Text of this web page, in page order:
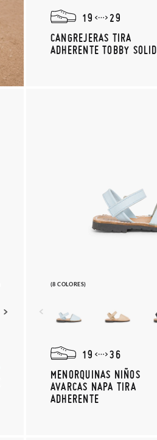
19
29
CANGREJERAS TIRA
ADHERENTE TOBBY SOLID
(8 COLORES)
19
36
MENORQUINAS NIÑOS
AVARCAS NAPA TIRA
ADHERENTE